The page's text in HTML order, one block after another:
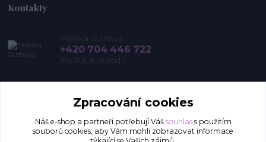
Kontakty
Monika Guthová
+420 704 446 722
(Po-Pá, 8-18 hod.)
Zpracování cookies
Náš e-shop a partneři potřebují Váš souhlass použitím
souborů cookies, aby Vám mohli zobrazovat informace